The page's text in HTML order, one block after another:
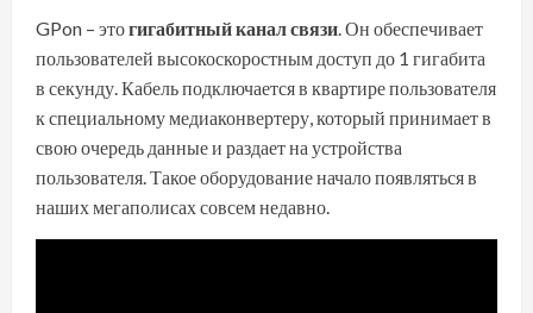
GPon – этогигабитный канал связи. Он обеспечивает
пользователей высокоскоростным доступ до 1 гигабита
в секунду. Кабель подключается в квартире пользователя
к специальному медиаконвертеру, который принимает в
свою очередь данные и раздает на устройства
пользователя. Такое оборудование начало появляться в
наших мегаполисах совсем недавно.